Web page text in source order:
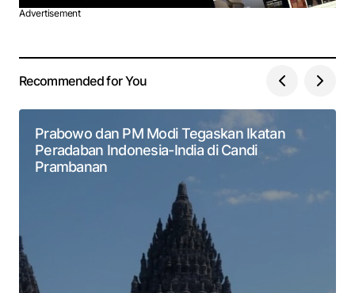
Advertisement
Recommended for You
Prabowo dan PM Modi Tegaskan Ikatan
Peradaban Indonesia-India di Candi
Prambanan